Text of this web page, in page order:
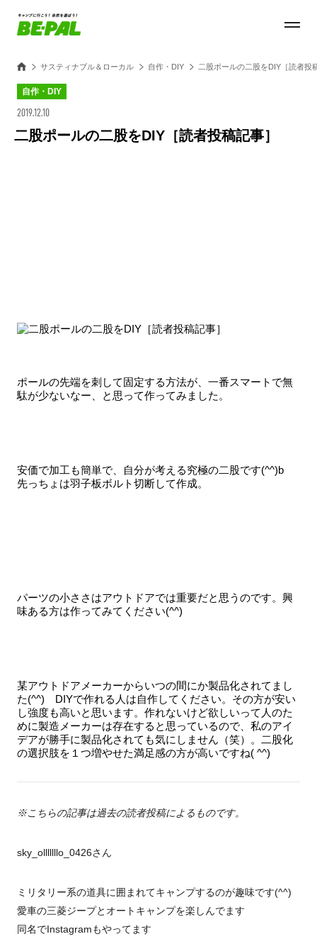
サスティナブル＆ローカル 自作・DIY 二股ポールの二股をDIY［読者投
自作・DIY
2019.12.10
二股ポールの二股をDIY［読者投稿記事］
ポールの先端を刺して固定する方法が、一番スマートで無
駄が少ないなー、と思って作ってみました。
安価で加工も簡単で、自分が考える究極の二股です(^^)b
先っちょは羽子板ボルト切断して作成。
パーツの小ささはアウトドアでは重要だと思うのです。興
味ある方は作ってみてください(^^)
某アウトドアメーカーからいつの間にか製品化されてまし
た(^^) DIYで作れる人は自作してください。その方が安い
し強度も高いと思います。作れないけど欲しいって人のた
めに製造メーカーは存在すると思っているので、私のアイ
デアが勝手に製品化されても気にしません（笑）。二股化
の選択肢を１つ増やせた満足感の方が高いですね( ^^)
※こちらの記事は過去の読者投稿によるものです。
sky_olllllllo_0426さん
ミリタリー系の道具に囲まれてキャンプするのが趣味です(^^)
愛車の三菱ジープとオートキャンプを楽しんでます
同名でInstagramもやってます